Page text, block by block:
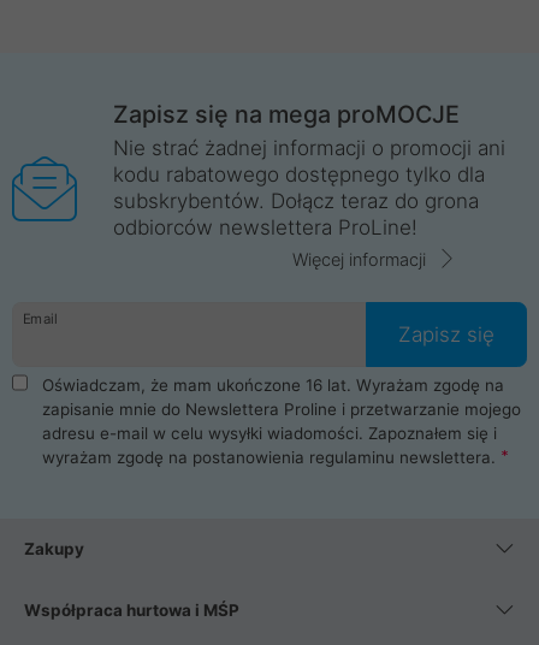
Zapisz się na mega proMOCJE
Nie strać żadnej informacji o promocji ani
kodu rabatowego dostępnego tylko dla
subskrybentów. Dołącz teraz do grona
odbiorców newslettera ProLine!
Więcej informacji
Email
Zapisz się
Oświadczam, że mam ukończone 16 lat. Wyrażam zgodę na
zapisanie mnie do Newslettera Proline i przetwarzanie mojego
adresu e-mail w celu wysyłki wiadomości. Zapoznałem się i
wyrażam zgodę na postanowienia regulaminu newslettera.
Zakupy
Współpraca hurtowa i MŚP